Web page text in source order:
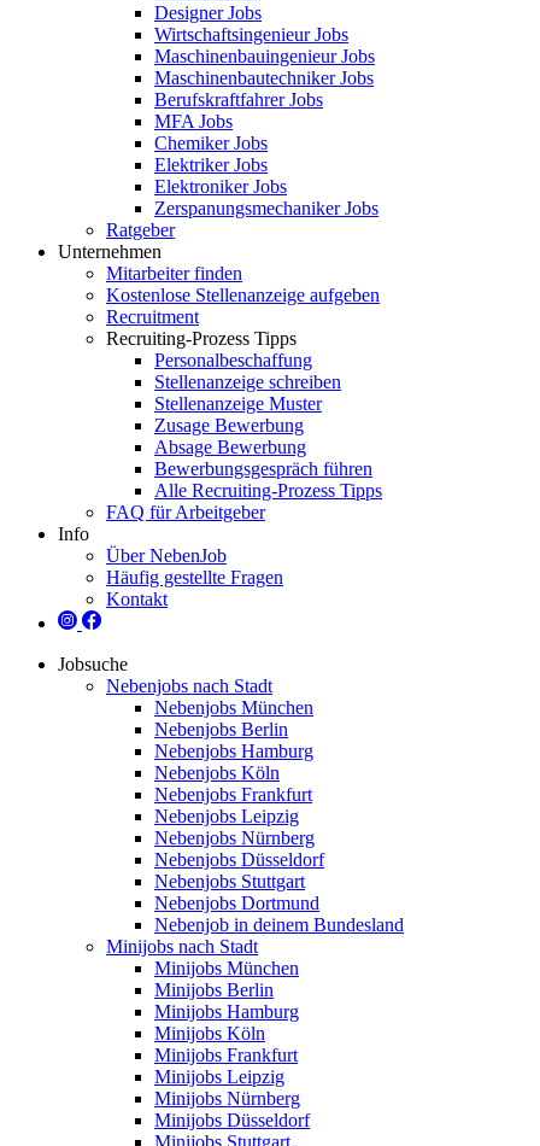
Designer Jobs
Wirtschaftsingenieur Jobs
Maschinenbauingenieur Jobs
Maschinenbautechniker Jobs
Berufskraftfahrer Jobs
MFA Jobs
Chemiker Jobs
Elektriker Jobs
Elektroniker Jobs
Zerspanungsmechaniker Jobs
Ratgeber
Unternehmen
Mitarbeiter finden
Kostenlose Stellenanzeige aufgeben
Recruitment
Recruiting-Prozess Tipps
Personalbeschaffung
Stellenanzeige schreiben
Stellenanzeige Muster
Zusage Bewerbung
Absage Bewerbung
Bewerbungsgespräch führen
Alle Recruiting-Prozess Tipps
FAQ für Arbeitgeber
Info
Über NebenJob
Häufig gestellte Fragen
Kontakt
Jobsuche
Nebenjobs nach Stadt
Nebenjobs München
Nebenjobs Berlin
Nebenjobs Hamburg
Nebenjobs Köln
Nebenjobs Frankfurt
Nebenjobs Leipzig
Nebenjobs Nürnberg
Nebenjobs Düsseldorf
Nebenjobs Stuttgart
Nebenjobs Dortmund
Nebenjob in deinem Bundesland
Minijobs nach Stadt
Minijobs München
Minijobs Berlin
Minijobs Hamburg
Minijobs Köln
Minijobs Frankfurt
Minijobs Leipzig
Minijobs Nürnberg
Minijobs Düsseldorf
Minijobs Stuttgart